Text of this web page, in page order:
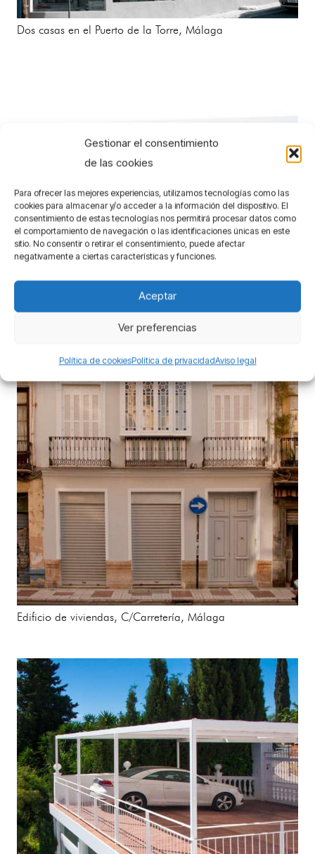
Gestionar el consentimiento
de las cookies
Para ofrecer las mejores experiencias, utilizamos tecnologías como las
cookies para almacenar y/o acceder a la información del dispositivo. El
consentimiento de estas tecnologías nos permitirá procesar datos como
el comportamiento de navegación o las identificaciones únicas en este
sitio. No consentir o retirar el consentimiento, puede afectar
negativamente a ciertas características y funciones.
Aceptar
Ver preferencias
Política de cookiesPolítica de privacidadAviso legal
Dos casas en el Puerto de la Torre, Málaga
Edificio de viviendas, C/Carretería, Málaga